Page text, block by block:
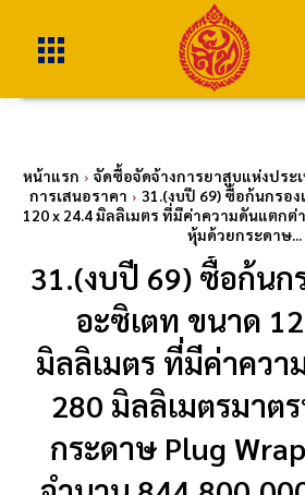
หน้าแรก จัดซื้อจัดจ้างการยาสูบแห่งประ
การเสนอราคา
31.(งบปี 69) ซื้อก้นกรอ
120 x 24.4 มิลลิเมตร ที่มีค่าความดันแตกต่
หุ้มด้วยกระดาษ...
31.(งบปี 69) ซื้อก้นก
อะซิเตท ขนาด
มิลลิเมตร ที่มีค่าควา
280 มิลลิเมตรมาต
กระดาษ Plug